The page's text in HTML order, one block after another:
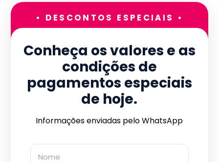
• DESCONTOS ESPECIAIS •
Conheça os valores e as
condições de
pagamentos especiais
de hoje.
Informações enviadas pelo WhatsApp